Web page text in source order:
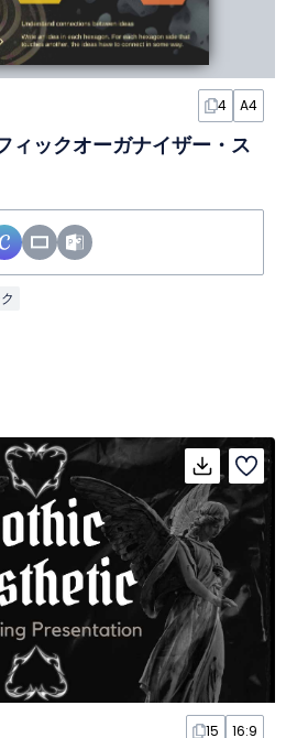
4 A4
ィックオーガナイザー・ス
15 16:9